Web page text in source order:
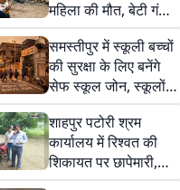
महिला की मौत, बेटी गंभीर
रूप से झुलसी
समस्तीपुर में स्कूली बच्चों
की सुरक्षा के लिए बनेंगे
सेफ स्कूल जोन, स्कूलों के
पास होंगे विशेष इंतजाम
शाहपुर पटोरी श्रम
कार्यालय में रिश्वत की
शिकायत पर छापेमारी,
डाटा ऑपरेटर समेत चार